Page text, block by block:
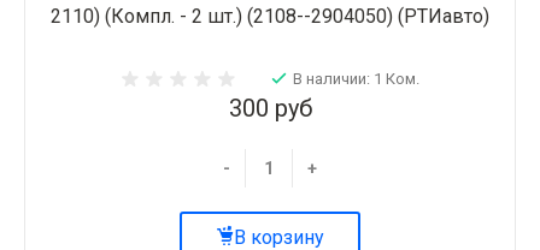
2110) (Компл. - 2 шт.) (2108--2904050) (РТИавто)
В наличии: 1 Ком.
300 руб
- +
В корзину